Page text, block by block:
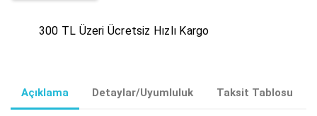
300 TL Üzeri Ücretsiz Hızlı Kargo
Açıklama Detaylar/Uyumluluk Taksit Tablosu